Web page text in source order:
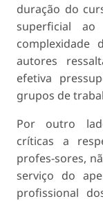
duração do
superficial
complexidade
autores
efetiva
grupos de
Por outro
críticas a
profes-sores,
serviço do
profissional